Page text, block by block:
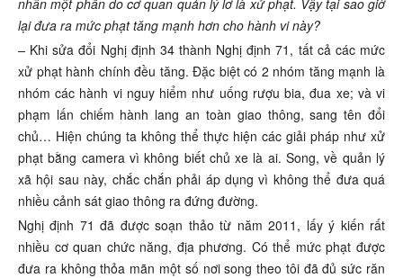
nhân một phần do cơ quan quản lý lơ là xử phạt. Vậy tại sao giờ
lại đưa ra mức phạt tăng mạnh hơn cho hành vi này?
– Khi sửa đổi Nghị định 34 thành Nghị định 71, tất cả các mức
xử phạt hành chính đều tăng. Đặc biệt có 2 nhóm tăng mạnh là
nhóm các hành vi nguy hiểm như uống rượu bia, đua xe; và vi
phạm lấn chiếm hành lang an toàn giao thông, sang tên đổi
chủ… Hiện chúng ta không thể thực hiện các giải pháp như xử
phạt bằng camera vì không biết chủ xe là ai. Song, về quản lý
xã hội sau này, chắc chắn phải áp dụng vì không thể đưa quá
nhiều cảnh sát giao thông ra đứng đường.
Nghị định 71 đã được soạn thảo từ năm 2011, lấy ý kiến rất
nhiều cơ quan chức năng, địa phương. Có thể mức phạt được
đưa ra không thỏa mãn một số nơi song theo tôi đã đủ sức răn